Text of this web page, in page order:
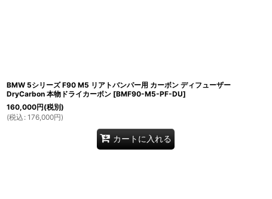
BMW 5シリーズ F90 M5 リアトバンパー用 カーボン ディフューザー
DryCarbon 本物ドライカーボン [BMF90-M5-PF-DU]
160,000円(税別)
(税込 : 176,000円)
カートに入れる